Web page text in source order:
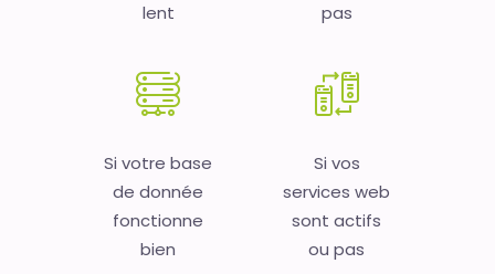
lent
pas
Si votre base
de donnée
fonctionne
bien
Si vos
services web
sont actifs
ou pas